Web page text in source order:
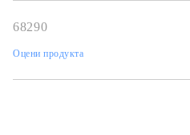
68290
Оцени продукта